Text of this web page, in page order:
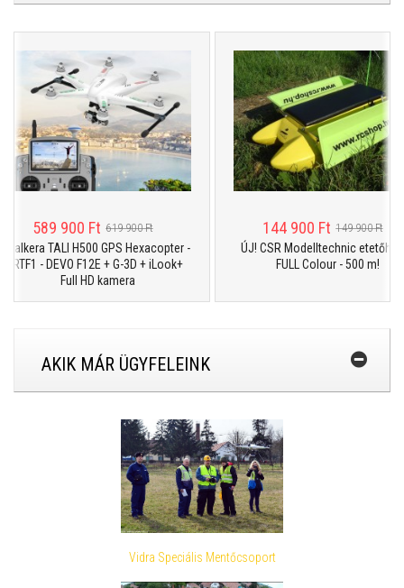
589 900 Ft 619 900 Ft
TALI H500 GPS Hexacopter -
- DEVO F12E + G-3D + iLook+
Full HD kamera
144 900 Ft 149 900 Ft
ÚJ! CSR Modelltechnic etetőhajó -
FULL Colour - 500 m!
AKIK MÁR ÜGYFELEINK
Vidra Speciális Mentőcsoport